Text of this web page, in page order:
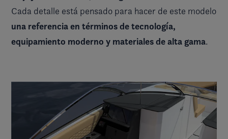
Cada detalle está pensado para hacer de este modelo
una referencia en términos de tecnología,
equipamiento moderno y materiales de alta gama.